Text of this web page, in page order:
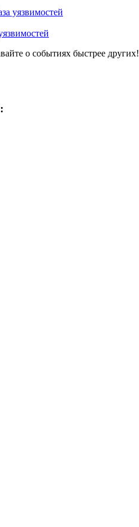
уязвимостей
о событиях быстрее других!